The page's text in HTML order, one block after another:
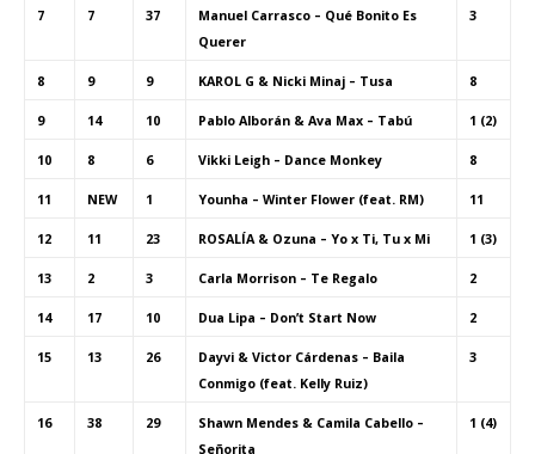
7 7 37
Manuel Carrasco – Qué Bonito Es
Querer
3
8 9 9 KAROL G & Nicki Minaj – Tusa 8
9 14 10 Pablo Alborán & Ava Max – Tabú 1 (2)
10 8 6 Vikki Leigh – Dance Monkey 8
11 NEW 1 Younha – Winter Flower (feat. RM) 11
12 11 23 ROSALÍA & Ozuna – Yo x Ti, Tu x Mi 1 (3)
13 2 3 Carla Morrison – Te Regalo 2
14 17 10 Dua Lipa – Don’t Start Now 2
15 13 26
Dayvi & Victor Cárdenas – Baila
Conmigo (feat. Kelly Ruiz)
3
16 38 29
Shawn Mendes & Camila Cabello –
Señorita
1 (4)